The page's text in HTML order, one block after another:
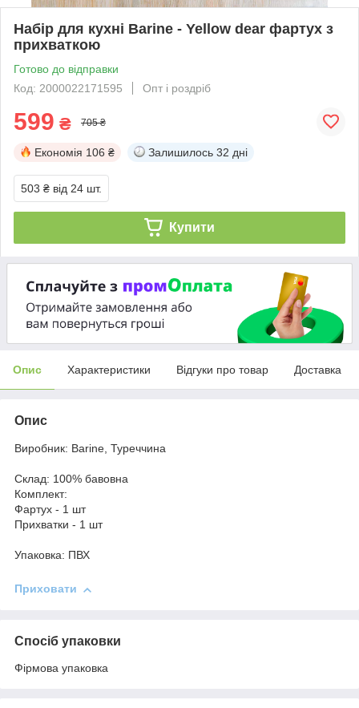
Набір для кухні Barine - Yellow dear фартух з
прихваткою
Готово до відправки
Код: 2000022171595
Опт і роздріб
599 ₴ 705 ₴
Економія 106 ₴ Залишилось 32 дні
503 ₴ від 24 шт.
Купити
Опис Характеристики Відгуки про товар Доставка
Опис
Виробник: Barine, Туреччина
Склад: 100% бавовна
Комплект:
Фартух - 1 шт
Прихватки - 1 шт
Упаковка: ПВХ
Приховати
Спосіб упаковки
Фірмова упаковка